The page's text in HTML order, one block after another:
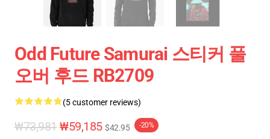
Odd Future Samurai 스티커 풀
오버 후드 RB2709
(5 customer reviews)
₩73,981 ₩59,185 $42.95 -20%